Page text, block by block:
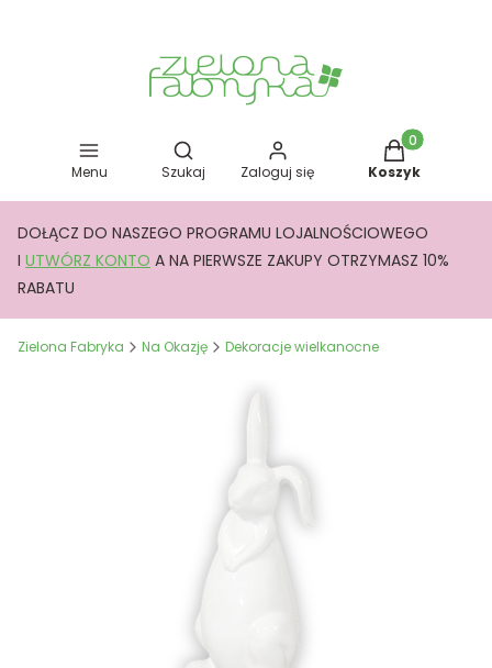
Menu
Otwórz wyszukiwarkę
Szukaj Zaloguj się
Produkty w
Koszyk
DOŁĄCZ DO NASZEGO PROGRAMU LOJALNOŚCIOWEGO
I UTWÓRZ KONTO A NA PIERWSZE ZAKUPY OTRZYMASZ 10%
RABATU
Zielona Fabryka Na Okazję Dekoracje wielkanocne